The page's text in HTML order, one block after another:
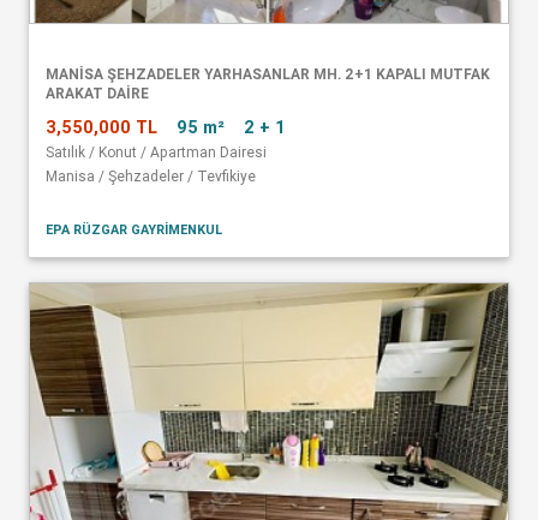
MANISA ŞEHZADELER YARHASANLAR MH. 2+1 KAPALI MUTFAK
ARAKAT DAIRE
3,550,000 TL 95 m² 2 + 1
Satılık / Konut / Apartman Dairesi
Manisa / Şehzadeler / Tevfikiye
EPA RÜZGAR GAYRİMENKUL